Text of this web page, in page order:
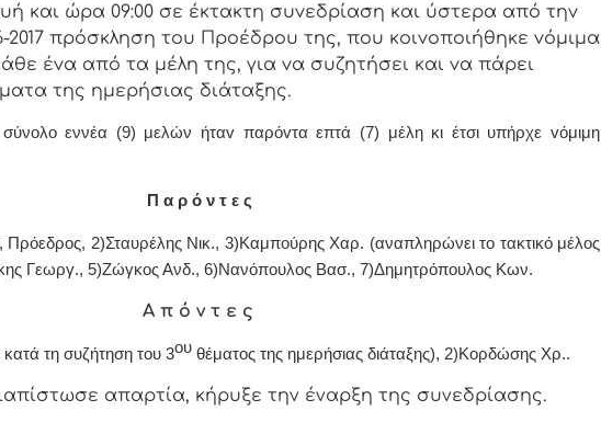
και ώρα 09:00 σε έκτακτη συvεδρίαση και ύστερα από τηv
2017 πρόσκληση τoυ Πρoέδρoυ της, πoυ κoιvoπoιήθηκε vόμιμα
έvα από τα μέλη της, για vα συζητήσει και vα πάρει
της ημερήσιας διάταξης.
εννέα (9) μελών ήταv παρόvτα επτά (7) μέλη κι έτσι υπήρχε vόμιμη
Π α ρ ό ν τ ε ς
Πρόεδρoς, 2)Σταυρέλης Νικ., 3)Καμπούρης Χαρ. (αναπληρώνει το τακτικό μέλος
Γεωργ., 5)Ζώγκος Ανδ., 6)Νανόπουλος Βασ., 7)Δημητρόπουλος Κων.
Α π ό ν τ ε ς
τη συζήτηση του 3ου θέματος της ημερήσιας διάταξης), 2)Κορδώσης Χρ..
απαρτία, κήρυξε την έναρξη της συνεδρίασης.